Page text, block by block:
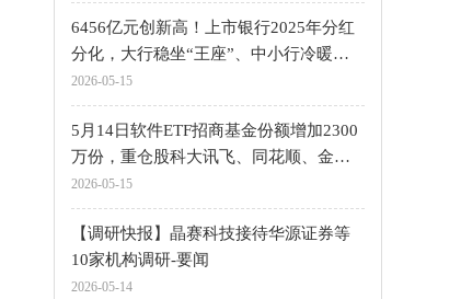
6456亿元创新高！上市银行2025年分红
分化，大行稳坐“王座”、中小行冷暖不
均
2026-05-15
5月14日软件ETF招商基金份额增加2300
万份，重仓股科大讯飞、同花顺、金山
办公
2026-05-15
【调研快报】晶赛科技接待华源证券等
10家机构调研-要闻
2026-05-14